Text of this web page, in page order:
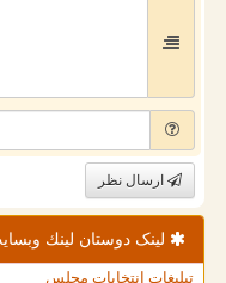
ارسال نظر
لینک دوستان لینك
تبلیغات انتخابات مجلس